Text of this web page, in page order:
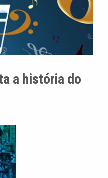
a história do